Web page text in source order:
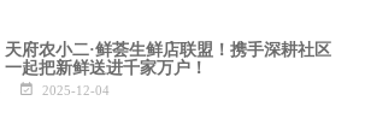
天府农小二·鲜荟生鲜店联盟！携手深耕社区
起把新鲜送进千家万户！
2025-12-04